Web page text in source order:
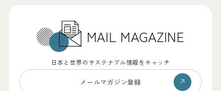
MAIL MAGAZINE
日本と世界のサステナブル情報をキャッチ
メールマガジン登録